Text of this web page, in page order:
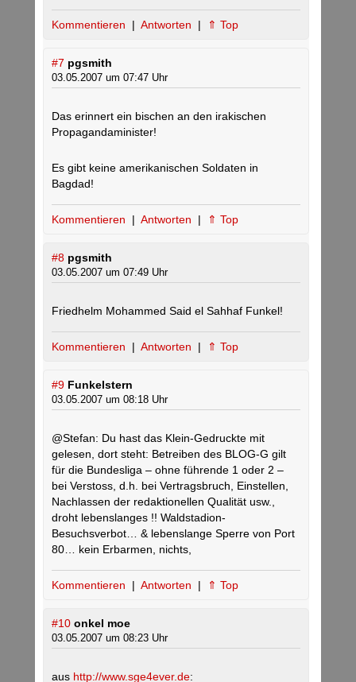
Kommentieren | Antworten | ⇑ Top
#7 pgsmith
03.05.2007 um 07:47 Uhr
Das erinnert ein bischen an den irakischen
Propagandaminister!
Es gibt keine amerikanischen Soldaten in
Bagdad!
Kommentieren | Antworten | ⇑ Top
#8 pgsmith
03.05.2007 um 07:49 Uhr
Friedhelm Mohammed Said el Sahhaf Funkel!
Kommentieren | Antworten | ⇑ Top
#9 Funkelstern
03.05.2007 um 08:18 Uhr
@Stefan: Du hast das Klein-Gedruckte mit
gelesen, dort steht: Betreiben des BLOG-G gilt
für die Bundesliga – ohne führende 1 oder 2 –
bei Verstoss, d.h. bei Vertragsbruch, Einstellen,
Nachlassen der redaktionellen Qualität usw.,
droht lebenslanges !! Waldstadion-
Besuchsverbot… & lebenslange Sperre von Port
80… kein Erbarmen, nichts,
Kommentieren | Antworten | ⇑ Top
#10 onkel moe
03.05.2007 um 08:23 Uhr
aus http://www.sge4ever.de: